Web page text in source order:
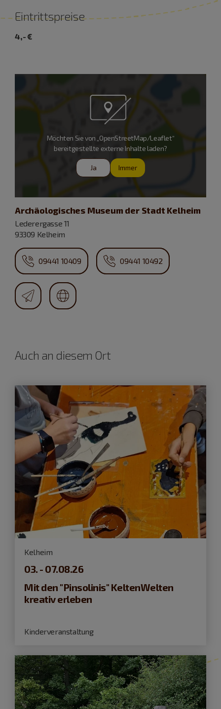
Eintrittspreise
4,- €
Möchten Sie von „OpenStreetMap/Leaflet“
bereitgestellte externe Inhalte laden?
Ja Immer
Archäologisches Museum der Stadt Kelheim
Lederergasse 11
93309 Kelheim
09441 10409 09441 10492
Auch an diesem Ort
Kelheim
03. - 07.08.26
Mit den "Pinsolinis" KeltenWelten
kreativ erleben
Kinderveranstaltung